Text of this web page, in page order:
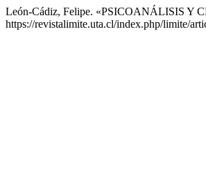
León-Cádiz, Felipe. «PSICOANÁLISIS Y
https://revistalimite.uta.cl/index.php/limite/